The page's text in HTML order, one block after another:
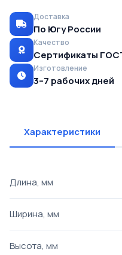
Доставка
По Югу России
Качество
Сертификаты
Изготовление
3–7 рабочих дней
Характеристики
Длина, мм
Ширина, мм
Высота, мм